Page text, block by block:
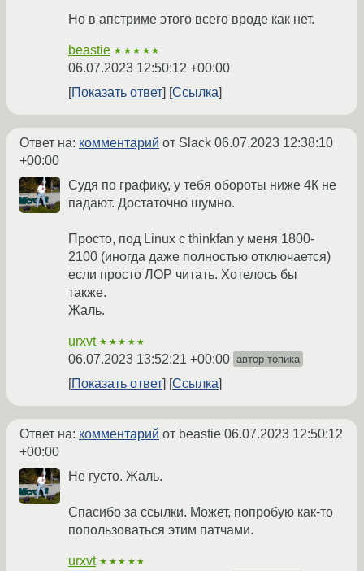
Но в апстриме этого всего вроде как нет.
beastie ★★★★★
06.07.2023 12:50:12 +00:00
Показать ответ
Ссылка
Ответ на: комментарий от Slack 06.07.2023 12:38:10
+00:00
Судя по графику, у тебя обороты ниже 4К не
падают. Достаточно шумно.
Просто, под Linux с thinkfan у меня 1800-
2100 (иногда даже полностью отключается)
если просто ЛОР читать. Хотелось бы
также.
Жаль.
urxvt ★★★★★
06.07.2023 13:52:21 +00:00 автор топика
Показать ответ Ссылка
Ответ на: комментарий от beastie 06.07.2023 12:50:12
+00:00
Не густо. Жаль.
Спасибо за ссылки. Может, попробую как-то
попользоваться этим патчами.
urxvt ★★★★★